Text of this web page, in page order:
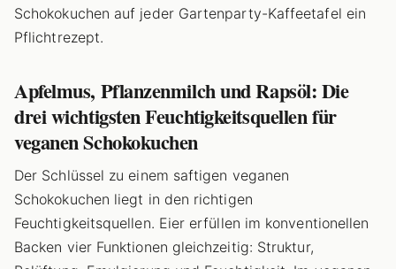
Schokokuchen auf jeder Gartenparty-Kaffeetafel ein
Pflichtrezept.
Apfelmus, Pflanzenmilch und Rapsöl: Die
drei wichtigsten Feuchtigkeitsquellen für
veganen Schokokuchen
Der Schlüssel zu einem saftigen veganen
Schokokuchen liegt in den richtigen
Feuchtigkeitsquellen. Eier erfüllen im konventionellen
Backen vier Funktionen gleichzeitig: Struktur,